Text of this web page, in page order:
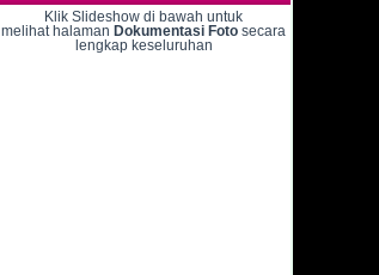
Klik Slideshow di bawah untuk
melihat halaman Dokumentasi Foto secara
lengkap keseluruhan